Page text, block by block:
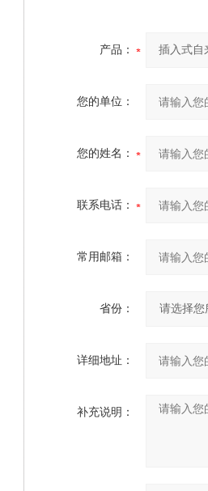
产品：
您的单位：
您的姓名：
联系电话：
常用邮箱：
省份：
详细地址：
补充说明：